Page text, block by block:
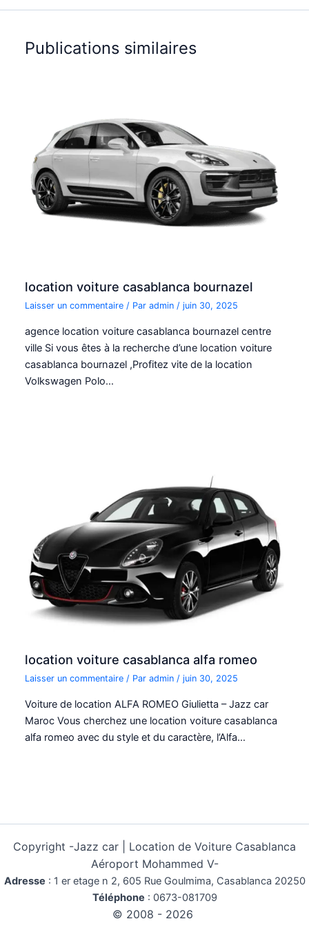
Publications similaires
location voiture casablanca bournazel
Laisser un commentaire / Paradmin/juin 30, 2025
agence location voiture casablanca bournazel centre
ville Si vous êtes à la recherche d’une location voiture
casablanca bournazel ,Profitez vite de la location
Volkswagen Polo…
location voiture casablanca alfa romeo
Laisser un commentaire / Paradmin/juin 30, 2025
Voiture de location ALFA ROMEO Giulietta – Jazz car
Maroc Vous cherchez une location voiture casablanca
alfa romeo avec du style et du caractère, l’Alfa…
Copyright -Jazz car | Location de Voiture Casablanca
Aéroport Mohammed V-
Adresse : 1 er etage n 2, 605 Rue Goulmima, Casablanca 20250
Téléphone : 0673-081709
© 2008 - 2026